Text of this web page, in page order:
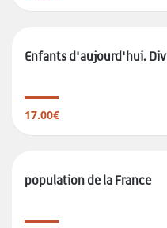
Enfants d'aujourd'hui.
17.00€
population de la France